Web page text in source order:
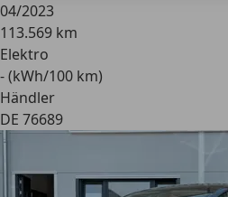
04/2023
113.569 km
Elektro
- (kWh/100 km)
Händler
DE 76689